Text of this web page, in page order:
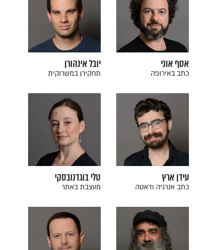
אסף אוני
כתב באירופה
יובל אינהורן
תחקירן במשרוקית
עידן ארץ
כתב אנרגיה ודאטה
טלי בוגדנובסקי
מעצבת באתר